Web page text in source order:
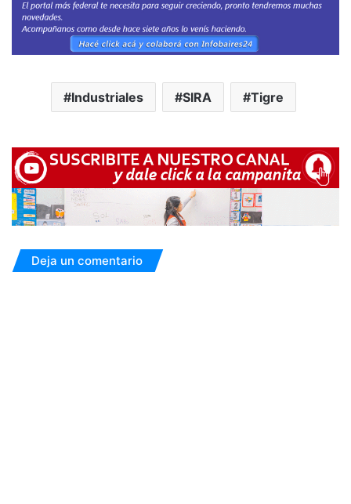
Industriales SIRA Tigre
Deja un comentario